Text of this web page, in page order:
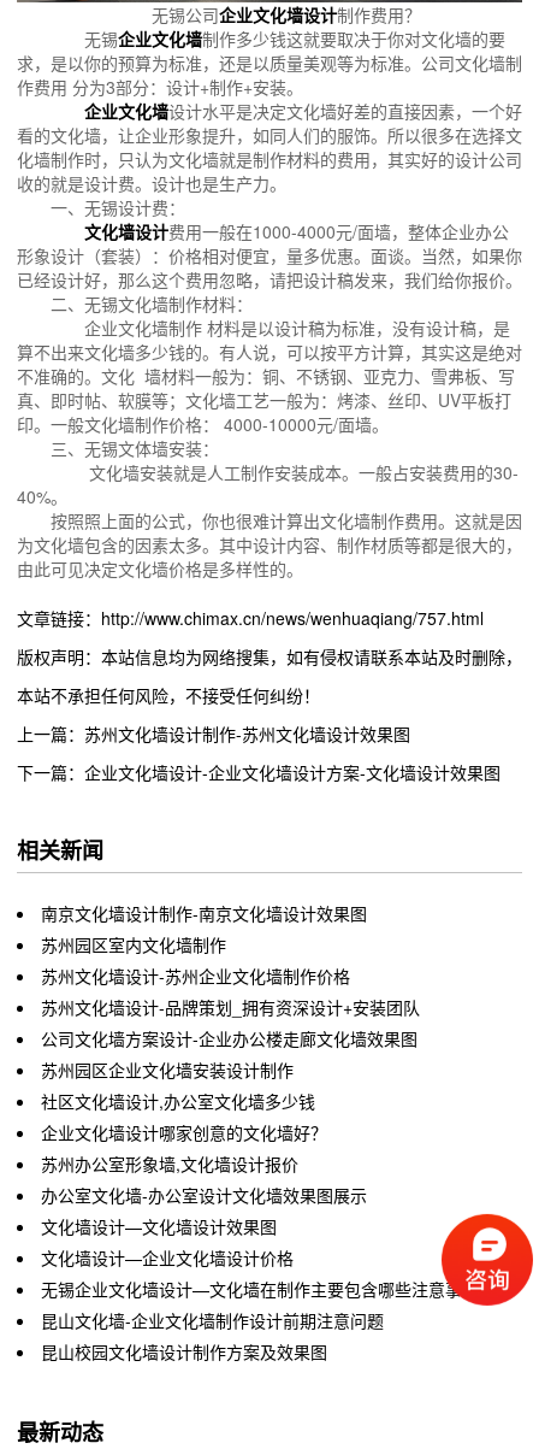
无锡公司企业文化墙设计制作费用？
无锡企业文化墙制作多少钱这就要取决于你对文化墙的要
求，是以你的预算为标准，还是以质量美观等为标准。公司文化墙制
作费用 分为3部分：设计+制作+安装。
企业文化墙设计水平是决定文化墙好差的直接因素，一个好
看的文化墙，让企业形象提升，如同人们的服饰。所以很多在选择文
化墙制作时，只认为文化墙就是制作材料的费用，其实好的设计公司
收的就是设计费。设计也是生产力。
一、无锡设计费：
文化墙设计费用一般在1000-4000元/面墙，整体企业办公
形象设计（套装）：价格相对便宜，量多优惠。面谈。当然，如果你
已经设计好，那么这个费用忽略，请把设计稿发来，我们给你报价。
二、无锡文化墙制作材料：
企业文化墙制作 材料是以设计稿为标准，没有设计稿，是
算不出来文化墙多少钱的。有人说，可以按平方计算，其实这是绝对
不准确的。文化 墙材料一般为：铜、不锈钢、亚克力、雪弗板、写
真、即时帖、软膜等；文化墙工艺一般为：烤漆、丝印、UV平板打
印。一般文化墙制作价格： 4000-10000元/面墙。
三、无锡文体墙安装：
文化墙安装就是人工制作安装成本。一般占安装费用的30-
40%。
按照照上面的公式，你也很难计算出文化墙制作费用。这就是因
为文化墙包含的因素太多。其中设计内容、制作材质等都是很大的，
由此可见决定文化墙价格是多样性的。
文章链接：http://www.chimax.cn/news/wenhuaqiang/757.html
版权声明：本站信息均为网络搜集，如有侵权请联系本站及时删除，
本站不承担任何风险，不接受任何纠纷！
上一篇：苏州文化墙设计制作-苏州文化墙设计效果图
下一篇：企业文化墙设计-企业文化墙设计方案-文化墙设计效果图
相关新闻
南京文化墙设计制作-南京文化墙设计效果图
苏州园区室内文化墙制作
苏州文化墙设计-苏州企业文化墙制作价格
苏州文化墙设计-品牌策划_拥有资深设计+安装团队
公司文化墙方案设计-企业办公楼走廊文化墙效果图
苏州园区企业文化墙安装设计制作
社区文化墙设计,办公室文化墙多少钱
企业文化墙设计哪家创意的文化墙好？
苏州办公室形象墙,文化墙设计报价
办公室文化墙-办公室设计文化墙效果图展示
文化墙设计—文化墙设计效果图
文化墙设计—企业文化墙设计价格
无锡企业文化墙设计—文化墙在制作主要包含哪些注意事项
昆山文化墙-企业文化墙制作设计前期注意问题
昆山校园文化墙设计制作方案及效果图
最新动态